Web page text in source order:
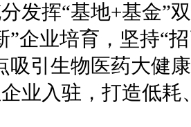
发挥“基地+基金”
”企业培育，坚持“
吸引生物医药大健
业入驻，打造低